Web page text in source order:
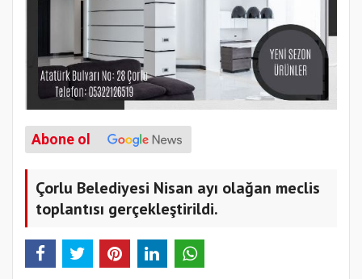
Abone ol
Çorlu Belediyesi Nisan ayı olağan meclis
toplantısı gerçekleştirildi.